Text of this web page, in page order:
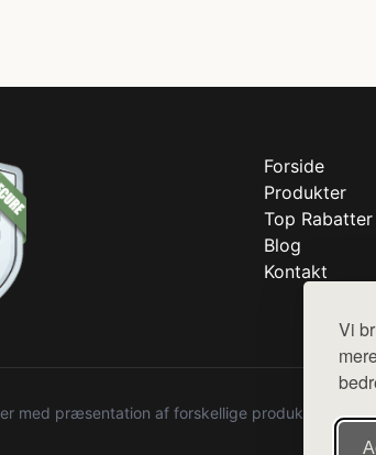
Vi
Forside
Produkter
Top Rabatter
Blog
Kontakt
med præsentation af forskellige produkter fra